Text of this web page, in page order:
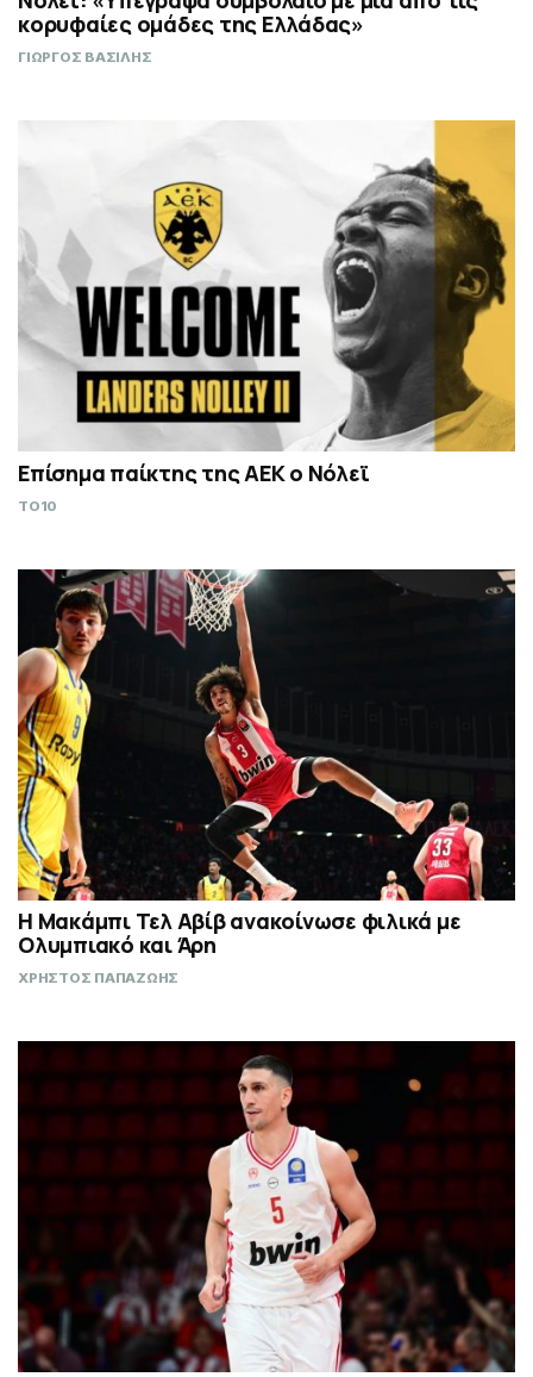
κορυφαίες ομάδες της Ελλάδας»
ΓΙΩΡΓΟΣ ΒΑΣΙΛΗΣ
Επίσημα παίκτης της ΑΕΚ ο Νόλεϊ
TO10
Η Μακάμπι Τελ Αβίβ ανακοίνωσε φιλικά με
Ολυμπιακό και Άρη
ΧΡΗΣΤΟΣ ΠΑΠΑΖΩΗΣ